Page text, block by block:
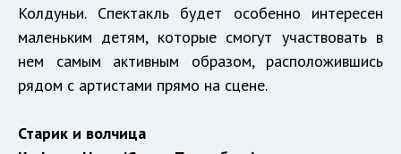
Колдуньи. Спектакль будет особенно интересен
маленьким детям, которые смогут участвовать в
нем самым активным образом, расположившись
рядом с артистами прямо на сцене.
Старик и волчица